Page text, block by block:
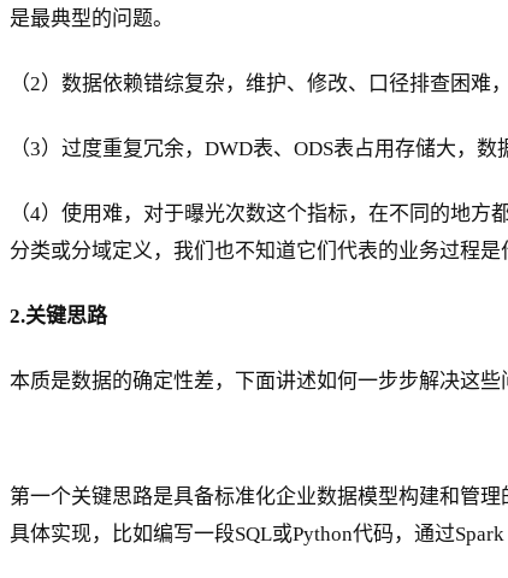
是最典型的问题。
（2）数据依赖错综复杂，维护、修改、口径排查困难
（3）过度重复冗余，DWD表、ODS表占用存储大，数
（4）使用难，对于曝光次数这个指标，在不同的地
分类或分域定义，我们也不知道它们代表的业务过程是
2.关键思路
本质是数据的确定性差，下面讲述如何一步步解决这些
第一个关键思路是具备标准化企业数据模型构建和管
具体实现，比如编写一段SQL或Python代码，通过Spark